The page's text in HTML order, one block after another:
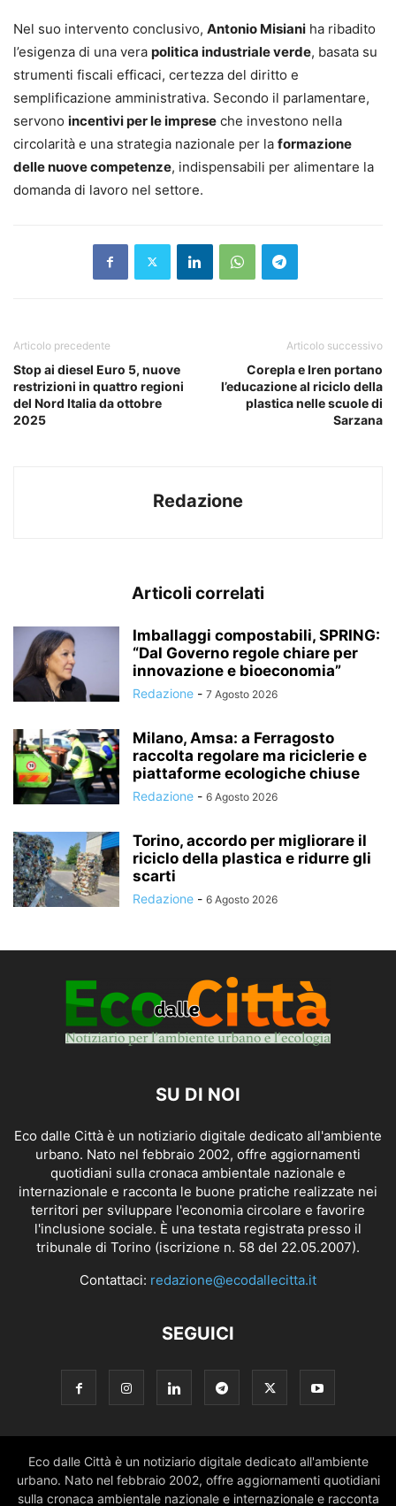
Nel suo intervento conclusivo, Antonio Misiani ha ribadito
l’esigenza di una vera politica industriale verde, basata su
strumenti fiscali efficaci, certezza del diritto e
semplificazione amministrativa. Secondo il parlamentare,
servono incentivi per le imprese che investono nella
circolarità e una strategia nazionale per la formazione
delle nuove competenze, indispensabili per alimentare la
domanda di lavoro nel settore.
Articolo precedente
Stop ai diesel Euro 5, nuove
restrizioni in quattro regioni
del Nord Italia da ottobre
2025
Articolo successivo
Corepla e Iren portano
l’educazione al riciclo della
plastica nelle scuole di
Sarzana
Redazione
Articoli correlati
Imballaggi compostabili, SPRING:
“Dal Governo regole chiare per
innovazione e bioeconomia”
Redazione - 7 Agosto 2026
Milano, Amsa: a Ferragosto
raccolta regolare ma riciclerie e
piattaforme ecologiche chiuse
Redazione - 6 Agosto 2026
Torino, accordo per migliorare il
riciclo della plastica e ridurre gli
scarti
Redazione - 6 Agosto 2026
SU DI NOI
Eco dalle Città è un notiziario digitale dedicato all'ambiente
urbano. Nato nel febbraio 2002, offre aggiornamenti
quotidiani sulla cronaca ambientale nazionale e
internazionale e racconta le buone pratiche realizzate nei
territori per sviluppare l'economia circolare e favorire
l'inclusione sociale. È una testata registrata presso il
tribunale di Torino (iscrizione n. 58 del 22.05.2007).
Contattaci: redazione@ecodallecitta.it
SEGUICI
Eco dalle Città è un notiziario digitale dedicato all'ambiente
urbano. Nato nel febbraio 2002, offre aggiornamenti quotidiani
sulla cronaca ambientale nazionale e internazionale e racconta